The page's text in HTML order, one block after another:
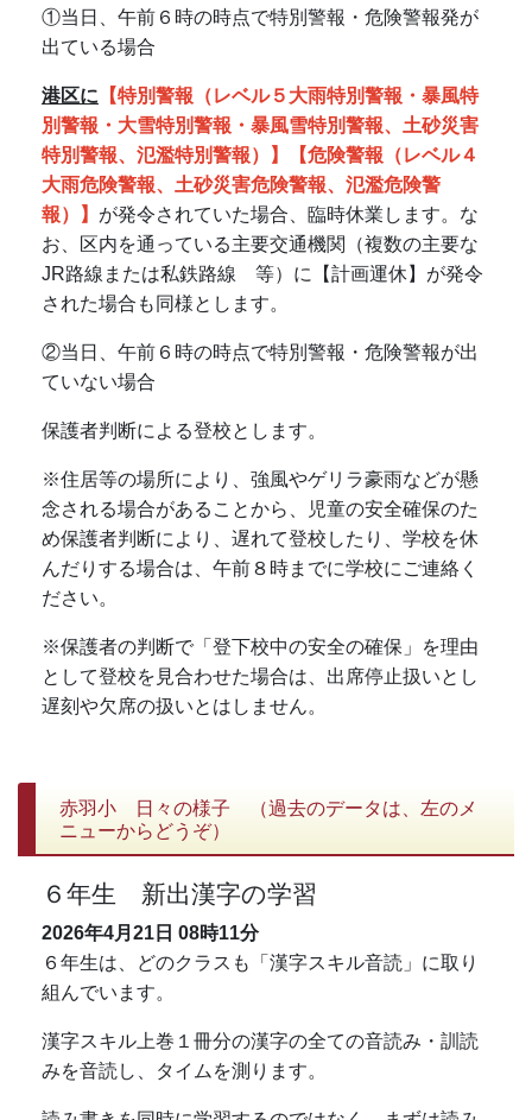
①当日、午前６時の時点で特別警報・危険警報発が
出ている場合
港区に 【特別警報（レベル５大雨特別警報・暴風特
別警報・大雪特別警報・暴風雪特別警報、土砂災害
特別警報、氾濫特別警報）】【危険警報（レベル４
大雨危険警報、土砂災害危険警報、氾濫危険警
報）
】 が発令されていた場合、臨時休業します。な
お、区内を通っている主要交通機関（複数の主要な
JR路線または私鉄路線 等）に【計画運休】が発令
された場合も同様とします。
②当日、午前６時の時点で特別警報・危険警報が出
ていない場合
保護者判断による登校とします。
※住居等の場所により、強風やゲリラ豪雨などが懸
念される場合があることから、児童の安全確保のた
め保護者判断により、遅れて登校したり、学校を休
んだりする場合は、午前８時までに学校にご連絡く
ださい。
※保護者の判断で「登下校中の安全の確保」を理由
として登校を見合わせた場合は、出席停止扱いとし
遅刻や欠席の扱いとはしません。
赤羽小 日々の様子 （過去のデータは、左のメ
ニューからどうぞ）
６年生 新出漢字の学習
2026年4月21日 08時11分
６年生は、どのクラスも「漢字スキル音読」に取り
組んでいます。
漢字スキル上巻１冊分の漢字の全ての音読み・訓読
みを音読し、タイムを測ります。